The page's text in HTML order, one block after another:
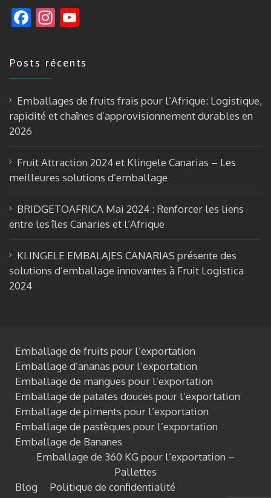
F
e
b
o
o
k
In
a
a
m
u
u
b
Posts récents
Emballages de fruits frais pour l’Afrique: Logistique,
rapidité et chaînes d’approvisionnement durables en
2026
Fruit Attraction 2024 et Klingele Canarias – Les
meilleures solutions d’emballage
BRIDGETOAFRICA Mai 2024 : Renforcer les liens
entre les îles Canaries et l’Afrique
KLINGELE EMBALAJES CANARIAS présente des
solutions d’emballage innovantes à Fruit Logistica
2024
Emballage de fruits pour l’exportation
Emballage d’ananas pour l’exportation
Emballage de mangues pour l’exportation
Emballage de patates douces pour l’exportation
Emballage de piments pour l’exportation
Emballage de pastèques pour l’exportation
Emballage de Bananes
Emballage de 360 KG pour l’exportation –
Pallettes
Blog
Politique de confidentialité